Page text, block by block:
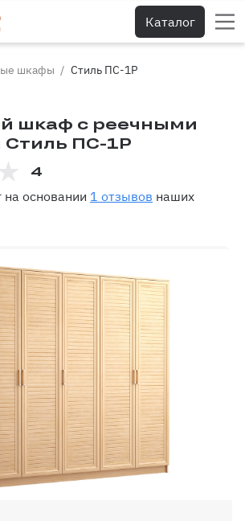
Каталог
шкафы Стиль ПС-1Р
шкаф с реечными
ПС-1Р
4
на основании 1 отзывов наших